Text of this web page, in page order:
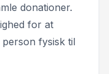
donationer.
for at
fysisk til